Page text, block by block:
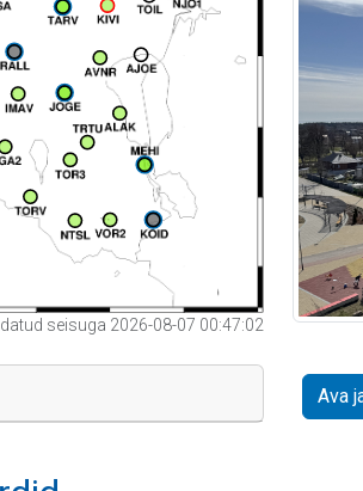
seisuga 2026-08-07 00:47:02
Ava